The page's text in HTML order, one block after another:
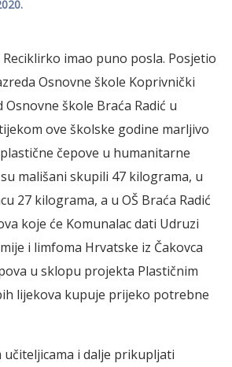
imao puno posla. Posjetio
Osnovne škole Koprivnički
Osnovne škole Braća Radić u
ove školske godine marljivo
čepove u humanitarne
mališani skupili 47 kilograma, u
27 kilograma, a u OŠ Braća Radić
koje će Komunalac dati Udruzi
i limfoma Hrvatske iz Čakovca
u sklopu projekta Plastičnim
lijekova kupuje prijeko potrebne
učiteljicama i dalje prikupljati